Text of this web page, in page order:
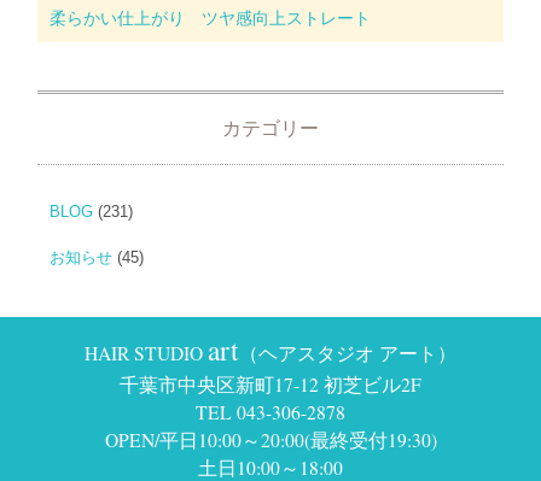
柔らかい仕上がり ツヤ感向上ストレート
カテゴリー
BLOG (231)
お知らせ (45)
HAIR STUDIO art （ヘアスタジオ アート）
千葉市中央区新町17-12 初芝ビル2F
TEL 043-306-2878
OPEN/平日10:00～20:00(最終受付19:30)
土日10:00～18:00